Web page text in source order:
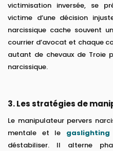
victimisation inversée, se
victime d’une décision
narcissique cache souvent
courrier d’avocat et chaque
autant de chevaux de Troie
narcissique.
3. Les stratégies de
Le manipulateur pervers
mentale et le gaslighting
déstabiliser. Il alterne